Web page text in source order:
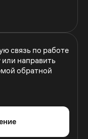
связь по работе
направить
обратной